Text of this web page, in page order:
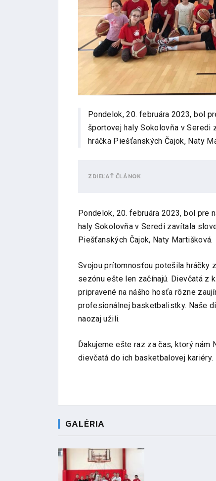
Pondelok, 20. februára 2023, bol
športovej haly Sokolovňa v Seredi
hráčka Piešťanských Čajok, Naty
ZDIEĽAŤ ČLÁNOK
Pondelok, 20. februára 2023, bol pre
haly Sokolovňa v Seredi zavítala
Piešťanských Čajok, Naty Martišková.
Svojou prítomnosťou potešila hráčky
sezónu ešte len začínajú. Dievčatá z
pripravené na nášho hosťa rôzne
profesionálnej basketbalistky. Naše
naozaj užili.
Ďakujeme ešte raz za čas, ktorý nám
dievčatá do ich basketbalovej kariéry.
GALÉRIA